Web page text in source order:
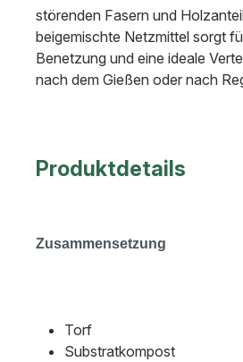
störenden Fasern und
beigemischte Netzmittel sorgt
Benetzung und eine ideale
nach dem Gießen oder nach
Produktdetails
Zusammensetzung
Torf
Substratkompost